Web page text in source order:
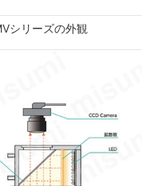
シリーズの外観